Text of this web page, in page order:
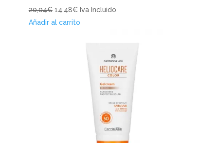
20,04€ 14,48€ Iva Incluido
Añadir al carrito